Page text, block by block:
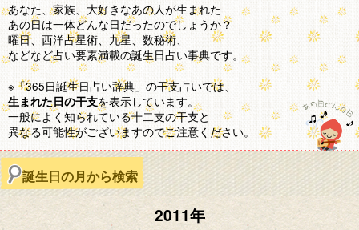
あなた、家族、大好きなあの人が生まれた
あの日は一体どんな日だったのでしょうか？
曜日、西洋占星術、九星、数秘術、
などなど占い要素満載の誕生日占い事典です。
※「365日誕生日占い辞典」の干支占いでは、
生まれた日の干支を表示しています。
一般によく知られている十二支の干支と
異なる可能性がございますのでご注意ください。
誕生日の月から検索
2011年